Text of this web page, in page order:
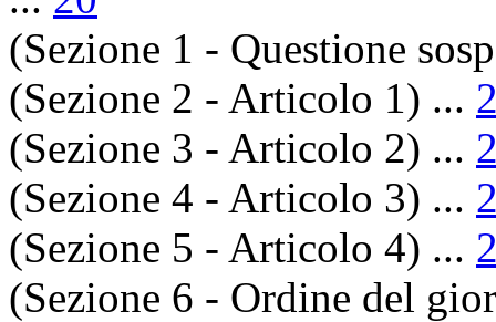
(Sezione 1 - Questione
(Sezione 2 - Articolo 1) ...
(Sezione 3 - Articolo 2) ...
(Sezione 4 - Articolo 3) ...
(Sezione 5 - Articolo 4) ...
(Sezione 6 - Ordine del